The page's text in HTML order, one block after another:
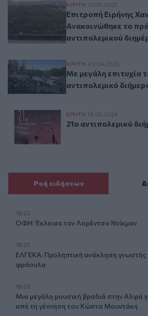
Επιτροπή Ειρήνης
ΚΡΗΤΗ 13.05.2025
Επιτροπή Ειρήνης
Ανακοινώθηκε το
αντιπολεμικού
Με μεγάλη επιτυχία
ΚΡΗΤΗ 09.04.2025
Με μεγάλη επιτυχία
αντιπολεμικό
21ο αντιπολεμικό
ΚΡΗΤΗ 14.05.2024
21ο αντιπολεμικό
Ροή ειδήσεων
18:22
ΟΦΗ: Έκλεισε τον Λορέντσο Ντίκμαν
18:21
ΕΛΓΕΚΑ: Προληπτική ανάκληση
φράουλα
18:05
Μια μεγάλη μουσική βραδιά στην Αλφά
από τη γέννηση του Κώστα Μουντάκη